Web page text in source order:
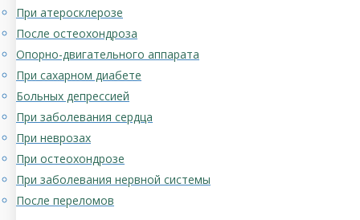
При атеросклерозе
После остеохондроза
Опорно-двигательного аппарата
При сахарном диабете
Больных депрессией
При заболевания сердца
При неврозах
При остеохондрозе
При заболевания нервной системы
После переломов